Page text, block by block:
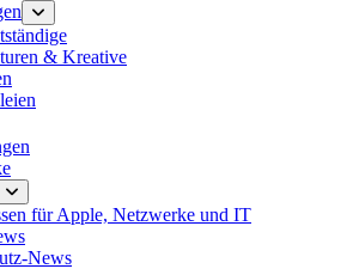
Menü
öffnen
& Kreative
Menü
öffnenfür Apple, Netzwerke und IT
News